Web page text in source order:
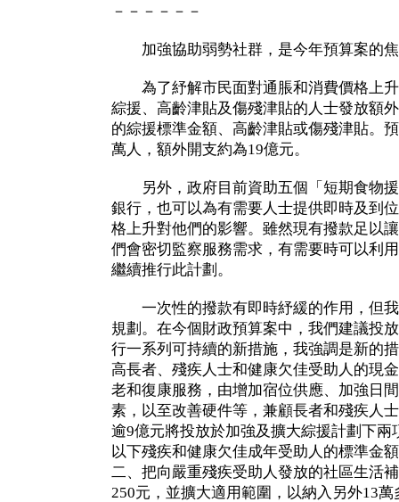
－－－－－－
加強協助弱勢社群，是今年預算案的焦
為了紓解市民面對通脹和消費價格上升
綜援、高齡津貼及傷殘津貼的人士發放額
的綜援標準金額、高齡津貼或傷殘津貼。
萬人，額外開支約為19億元。
另外，政府目前資助五個「短期食物援
銀行，也可以為有需要人士提供即時及到
格上升對他們的影響。雖然現有撥款足以
們會密切監察服務需求，有需要時可以利
繼續推行此計劃。
一次性的撥款有即時紓緩的作用，但我
規劃。在今個財政預算案中，我們建議投
行一系列可持續的新措施，我強調是新的
高長者、殘疾人士和健康欠佳受助人的現
老和復康服務，由增加宿位供應、加強日
素，以至改善硬件等，兼顧長者和殘疾人
逾9億元將投放於加強及擴大綜援計劃下兩
以下殘疾和健康欠佳成年受助人的標準金
二、把向嚴重殘疾受助人發放的社區生活
250元，並擴大適用範圍，以納入另外13